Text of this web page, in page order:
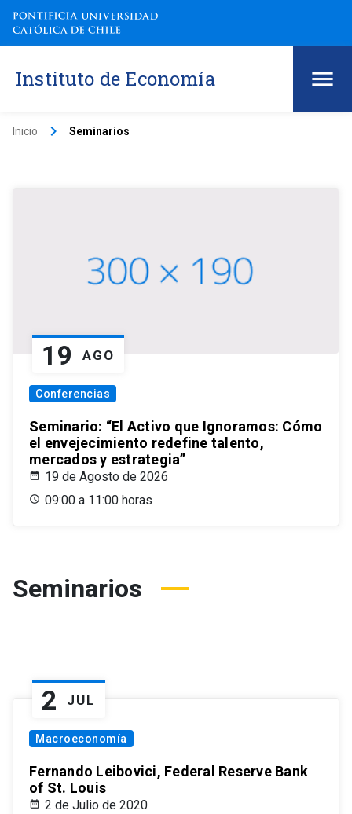
Instituto de Economía
Inicio keyboard_arrow_right Seminarios
19 AGO
Conferencias
Seminario: “El Activo que Ignoramos: Cómo
el envejecimiento redefine talento,
mercados y estrategia”
19 de Agosto de 2026
09:00 a 11:00 horas
Seminarios
2 JUL
Macroeconomía
Fernando Leibovici, Federal Reserve Bank
of St. Louis
2 de Julio de 2020